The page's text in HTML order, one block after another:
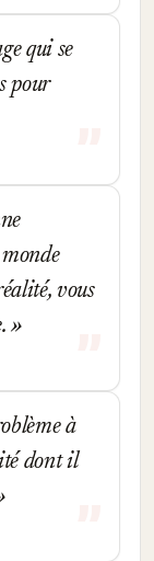
qui se
pour
vous
à
dont il